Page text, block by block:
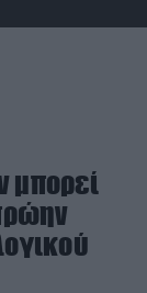
μπορεί